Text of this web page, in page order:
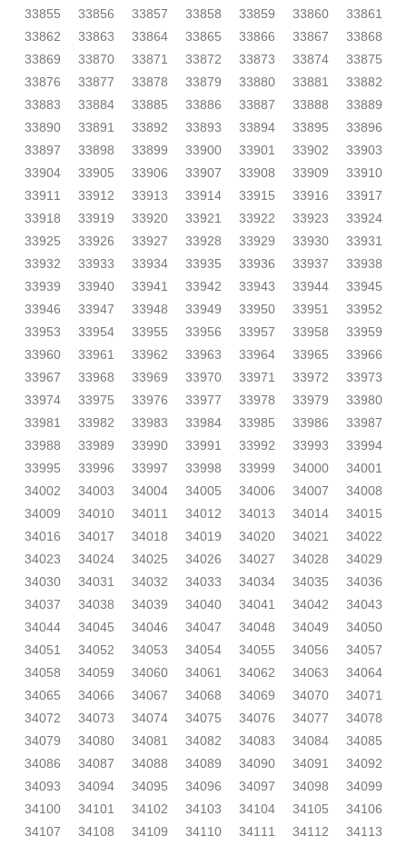
33855
33856 33857 33858 33859 33860
33861
33862
33863 33864 33865 33866 33867
33868
33869
33870 33871 33872 33873 33874
33875
33876
33877 33878 33879 33880 33881
33882
33883
33884 33885 33886 33887 33888
33889
33890
33891 33892 33893 33894 33895
33896
33897
33898 33899 33900 33901 33902
33903
33904
33905 33906 33907 33908 33909
33910
33911
33912 33913 33914 33915 33916
33917
33918
33919 33920 33921 33922 33923
33924
33925
33926 33927 33928 33929 33930
33931
33932
33933 33934 33935 33936 33937
33938
33939
33940 33941 33942 33943 33944
33945
33946
33947 33948 33949 33950 33951
33952
33953
33954 33955 33956 33957 33958
33959
33960
33961 33962 33963 33964 33965
33966
33967
33968 33969 33970 33971 33972
33973
33974
33975 33976 33977 33978 33979
33980
33981
33982 33983 33984 33985 33986
33987
33988
33989 33990 33991 33992 33993
33994
33995
33996 33997 33998 33999 34000
34001
34002
34003 34004 34005 34006 34007
34008
34009
34010 34011 34012 34013 34014
34015
34016
34017 34018 34019 34020 34021
34022
34023
34024 34025 34026 34027 34028
34029
34030
34031 34032 34033 34034 34035
34036
34037
34038 34039 34040 34041 34042
34043
34044
34045 34046 34047 34048 34049
34050
34051
34052 34053 34054 34055 34056
34057
34058
34059 34060 34061 34062 34063
34064
34065
34066 34067 34068 34069 34070
34071
34072
34073 34074 34075 34076 34077
34078
34079
34080 34081 34082 34083 34084
34085
34086
34087 34088 34089 34090 34091
34092
34093
34094 34095 34096 34097 34098
34099
34100
34101 34102 34103 34104 34105
34106
34107
34108 34109 34110 34111 34112
34113